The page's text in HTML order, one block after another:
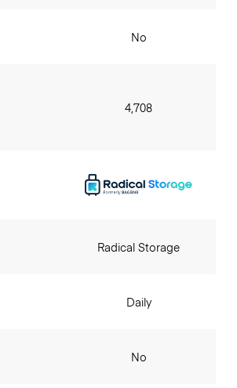
No
4,708
Radical Storage
Daily
No